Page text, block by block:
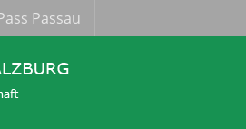
Passau